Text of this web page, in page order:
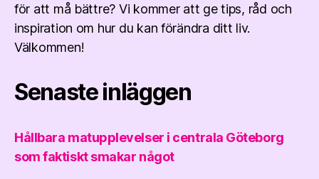
för att må bättre? Vi kommer att ge tips, råd och
inspiration om hur du kan förändra ditt liv.
Välkommen!
Senaste inläggen
Hållbara matupplevelser i centrala Göteborg
som faktiskt smakar något